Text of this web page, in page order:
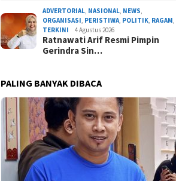
ADVERTORIAL NASIONAL NEWS
ORGANISASI PERISTIWA POLITIK RAGAM
TERKINI
4 Agustus 2026
Ratnawati Arif Resmi Pimpin
Gerindra Sin…
PALING BANYAK DIBACA